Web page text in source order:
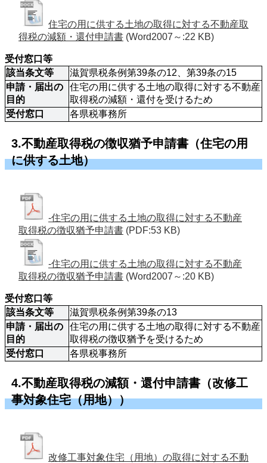
住宅の用に供する土地の取得に対する不動産取
得税の減額・還付申請書 (Word2007～:22 KB)
受付窓口等
該当条文等
滋賀県税条例第39条の12、第39条の15
申請・届出の
目的
住宅の用に供する土地の取得に対する不動産
取得税の減額・還付を受けるため
受付窓口
各県税事務所
3.不動産取得税の徴収猶予申請書（住宅の用
に供する土地）
-住宅の用に供する土地の取得に対する不動産
取得税の徴収猶予申請書 (PDF:53 KB)
-住宅の用に供する土地の取得に対する不動産
取得税の徴収猶予申請書 (Word2007～:20 KB)
受付窓口等
該当条文等
滋賀県税条例第39条の13
申請・届出の
目的
住宅の用に供する土地の取得に対する不動産
取得税の徴収猶予を受けるため
受付窓口
各県税事務所
4.不動産取得税の減額・還付申請書（改修工
事対象住宅（用地））
改修工事対象住宅（用地）の取得に対する不動